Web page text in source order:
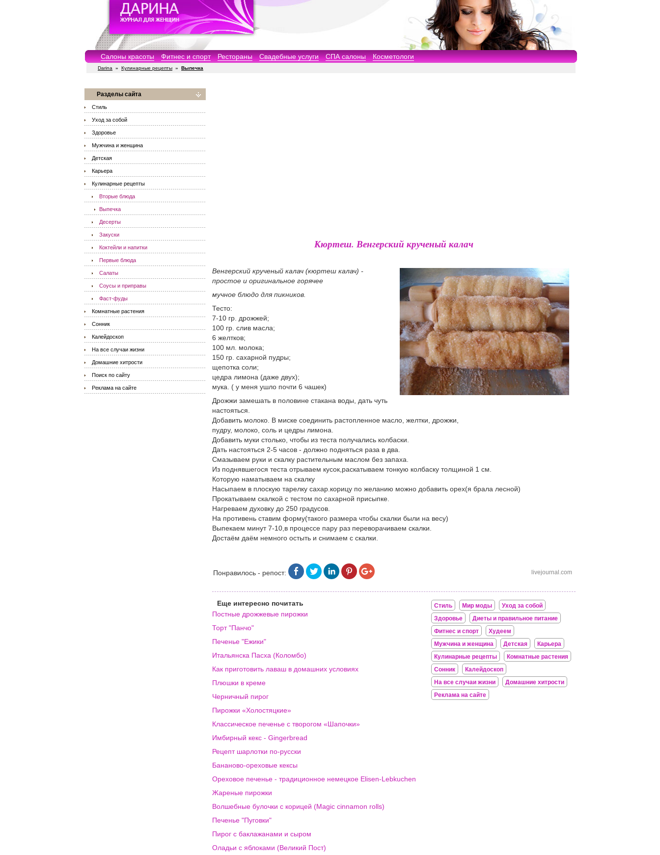
Салоны красоты Фитнес и спорт Рестораны Свадебные услуги СПА салоны Косметологи
Darina » Кулинарные рецепты » Выпечка
Разделы сайта
Стиль
Уход за собой
Здоровье
Мужчина и женщина
Детская
Карьера
Кулинарные рецепты
Вторые блюда
Выпечка
Десерты
Закуски
Коктейли и напитки
Первые блюда
Салаты
Соусы и приправы
Фаст-фуды
Комнатные растения
Сонник
Калейдоскоп
На все случаи жизни
Домашние хитрости
Поиск по сайту
Реклама на сайте
Кюртеш. Венгерский крученый калач
Венгерский крученый калач (кюртеш калач) -
простое и оригинальное горячее
мучное блюдо для пикников.
Тесто:
7-10 гр. дрожжей;
100 гр. слив масла;
6 желтков;
100 мл. молока;
150 гр. сахарной пудры;
щепотка соли;
цедра лимона (даже двух);
мука. ( у меня ушло почти 6 чашек)
Дрожжи замешать в половине стакана воды, дать чуть
настояться.
Добавить молоко. В миске соединить растопленное масло, желтки, дрожжи,
пудру, молоко, соль и цедры лимона.
Добавить муки столько, чтобы из теста получались колбаски.
Дать настояться 2-5 часов - должно подняться раза в два.
Смазываем руки и скалку растительным маслом без запаха.
Из поднявшегося теста отрываем кусок,раскатываем тонкую колбаску толщиной 1 см.
Которую наматываем на скалку
Насыпаем в плоскую тарелку сахар.корицу по желанию можно добавить орех(я брала лесной)
Прокатываем скалкой с тестом по сахарной присыпке.
Нагреваем духовку до 250 градусов.
На противень ставим форму(такого размера чтобы скалки были на весу)
Выпекаем минут 7-10,в процессе пару раз переворачиваем скалки.
Достаём даём немного остыть и снимаем с скалки.
Понравилось - репост: livejournal.com
Еще интересно почитать
Постные дрожжевые пирожки
Торт "Панчо"
Печенье "Ежики"
Итальянска Пасха (Коломбо)
Как приготовить лаваш в домашних условиях
Плюшки в креме
Черничный пирог
Пирожки «Холостяцкие»
Классическое печенье с творогом «Шапочки»
Имбирный кекс - Gingerbread
Рецепт шарлотки по-русски
Бананово-ореховые кексы
Ореховое печенье - традиционное немецкое Elisen-Lebkuchen
Жареные пирожки
Волшебные булочки с корицей (Magic cinnamon rolls)
Печенье "Пуговки"
Пирог с баклажанами и сыром
Оладьи с яблоками (Великий Пост)
Стиль Мир моды
Уход за собой
Здоровье
Диеты и правильное питание
Фитнес и спорт
Худеем
Мужчина и женщина
Детская
Карьера
Кулинарные рецепты
Комнатные растения
Сонник
Калейдоскоп
На все случаи жизни
Домашние хитрости
Реклама на сайте